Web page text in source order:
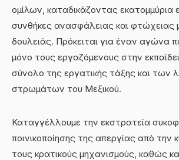
ομίλων, καταδικάζοντας εκατομμύρια
συνθήκες ανασφάλειας και φτώχειας
δουλειάς. Πρόκειται για έναν αγώνα
μόνο τους εργαζόμενους στην
σύνολο της εργατικής τάξης και των
στρωμάτων του Μεξικού.
Καταγγέλλουμε την εκστρατεία
ποινικοποίησης της απεργίας από την
τους κρατικούς μηχανισμούς, καθώς